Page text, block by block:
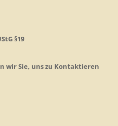
§19
wir Sie, uns zu Kontaktieren